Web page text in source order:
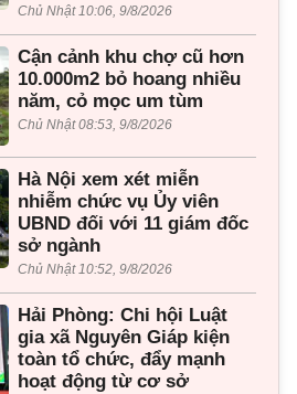
Chủ Nhật 10:06, 9/8/2026
Cận cảnh khu chợ cũ hơn
10.000m2 bỏ hoang nhiều
năm, cỏ mọc um tùm
Chủ Nhật 08:53, 9/8/2026
Hà Nội xem xét miễn
nhiễm chức vụ Ủy viên
UBND đối với 11 giám đốc
sở ngành
Chủ Nhật 10:52, 9/8/2026
Hải Phòng: Chi hội Luật
gia xã Nguyên Giáp kiện
toàn tổ chức, đẩy mạnh
hoạt động từ cơ sở